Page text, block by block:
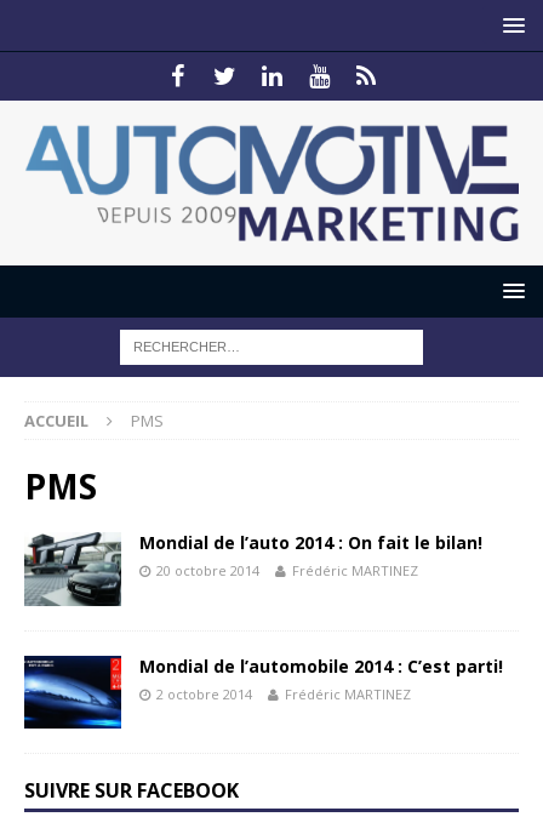
ACCUEIL PMS
PMS
Mondial de l’auto 2014 : On fait le bilan!
20 octobre 2014 Frédéric MARTINEZ
Mondial de l’automobile 2014 : C’est parti!
2 octobre 2014 Frédéric MARTINEZ
SUIVRE SUR FACEBOOK